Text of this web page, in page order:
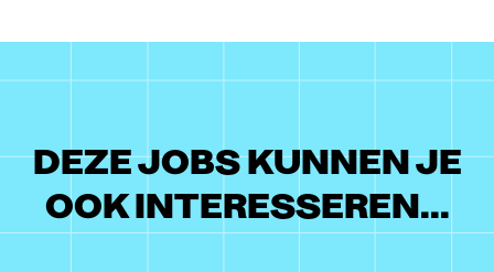
DEZE JOBS KUNNEN JE
OOK INTERESSEREN...